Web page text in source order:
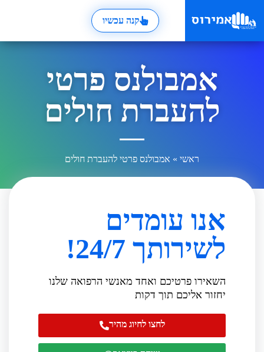
קנה עכשיו
אמבולנס פרטי
להעברת חולים
ראשי » אמבולנס פרטי להעברת חולים
אנו עומדים
לשירותך 24/7!
השאירו פרטיכם ואחד מאנשי הרפואה שלנו
יחזור אליכם תוך דקות
לחצו לחיוג מהיר